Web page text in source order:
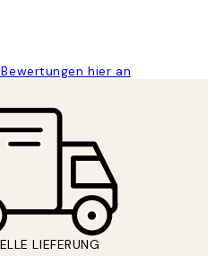
hier an
LIEFERUNG